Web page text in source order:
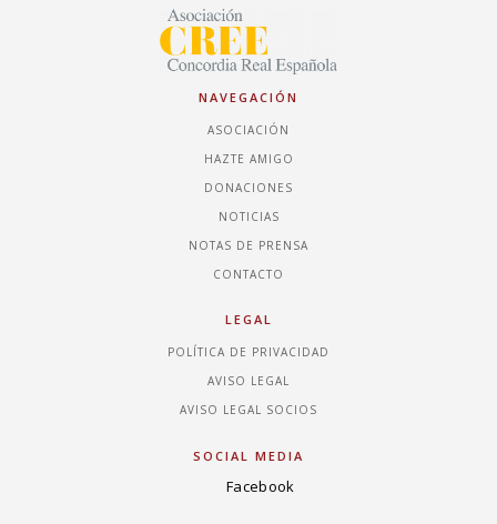
NAVEGACIÓN
ASOCIACIÓN
HAZTE AMIGO
DONACIONES
NOTICIAS
NOTAS DE PRENSA
CONTACTO
LEGAL
POLÍTICA DE PRIVACIDAD
AVISO LEGAL
AVISO LEGAL SOCIOS
SOCIAL MEDIA
Facebook